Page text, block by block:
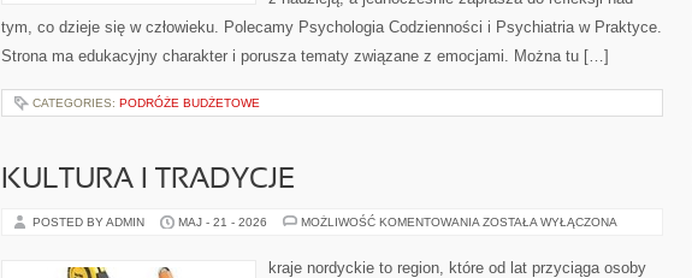
tym, co dzieje się w człowieku. Polecamy Psychologia Codzienności i Psychiatria w Praktyce.
Strona ma edukacyjny charakter i porusza tematy związane z emocjami. Można tu […]
CATEGORIES: PODRÓŻE BUDŻETOWE
KULTURA I TRADYCJE
POSTED BY ADMIN MAJ - 21 - 2026 MOŻLIWOŚĆ KOMENTOWANIA KULTURA
ZOSTAŁA WYŁĄCZONA
kraje nordyckie to region, które od lat przyciąga osoby